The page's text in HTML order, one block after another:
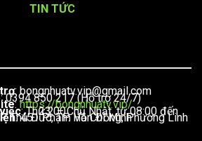
TIN TỨC
:bongnhuatv.vip@gmail.com
: 0394 850 217 (Hỗ trợ 24/7)
:https://bongnhuatv.vip/
: Thứ 2 – Chủ Nhật, từ 08:00 đến 23:00
Đồng, Phường Linh Tây, TP. Thủ Đức, TP. Hồ Chí Minh